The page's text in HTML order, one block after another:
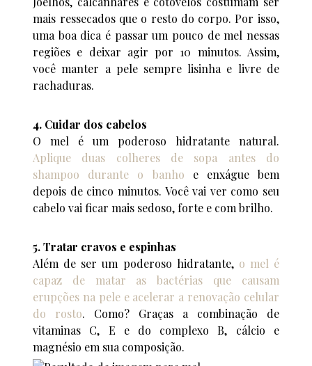
mais ressecados que o resto do corpo. Por isso,
uma boa dica é passar um pouco de mel nessas
regiões e deixar agir por 10 minutos. Assim,
você manter a pele sempre lisinha e livre de
rachaduras.
4. Cuidar dos cabelos
O mel é um poderoso hidratante natural.
Aplique duas colheres de sopa antes do
shampoo durante o banho e enxágue bem
depois de cinco minutos. Você vai ver como seu
cabelo vai ficar mais sedoso, forte e com brilho.
5. Tratar cravos e espinhas
Além de ser um poderoso hidratante, o mel é
capaz de matar as bactérias que causam
erupções na pele e acelerar a renovação celular
do rosto. Como? Graças a combinação de
vitaminas C, E e do complexo B, cálcio e
magnésio em sua composição.